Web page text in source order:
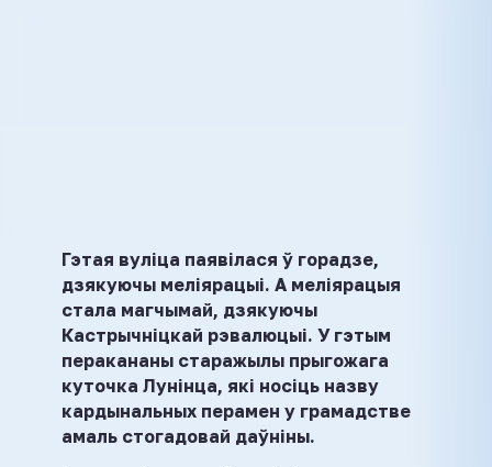
Гэтая вуліца паявілася ў горадзе,
дзякуючы меліярацыі. А меліярацыя
стала магчымай, дзякуючы
Кастрычніцкай рэвалюцыі. У гэтым
перакананы старажылы прыгожага
куточка Лунінца, які носіць назву
кардынальных перамен у грамадстве
амаль стогадовай даўніны.